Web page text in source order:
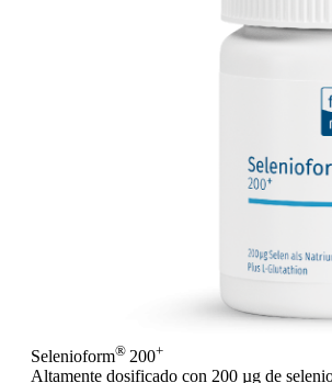
Selenioform® 200+
Altamente dosificado con 200 µg de